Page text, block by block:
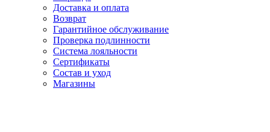
Доставка и оплата
Возврат
Гарантийное обслуживание
Проверка подлинности
Система лояльности
Сертификаты
Состав и уход
Магазины